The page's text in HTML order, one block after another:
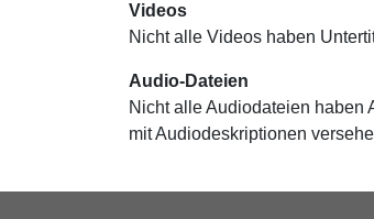
Videos
Nicht alle Videos haben
Audio-Dateien
Nicht alle Audiodateien haben
mit Audiodeskriptionen